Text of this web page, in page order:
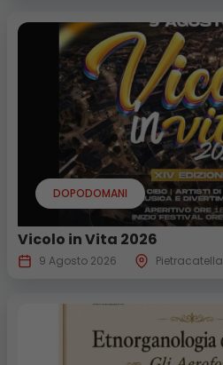
DOPODOMANI
Vicolo in Vita 2026
9 Agosto 2026 Pietracatella